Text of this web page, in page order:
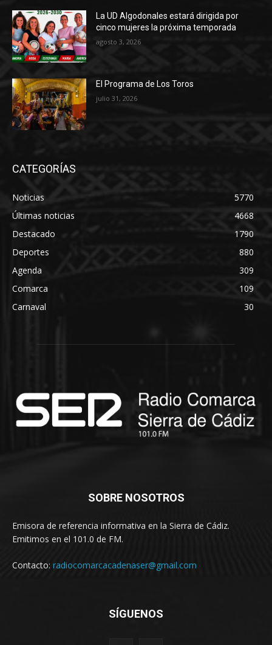
La UD Algodonales estará dirigida por
cinco mujeres la próxima temporada
agosto 3, 2026
El Programa de Los Toros
julio 31, 2026
CATEGORÍAS
Noticias
5770
Últimas noticias
4668
Destacado
1790
Deportes
880
Agenda
309
Comarca
109
Carnaval
30
SOBRE NOSOTROS
Emisora de referencia informativa en la Sierra de Cádiz.
Emitimos en el 101.0 de FM.
Contacto: radiocomarcacadenaser@gmail.com
SÍGUENOS